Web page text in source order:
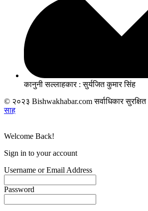
कानुनी सल्लाहकार : सुर्यजित कुमार सिंह
© २०२३ Bishwakhabar.com सर्वाधिकार
साह
Welcome Back!
Sign in to your account
Username or Email Address
Password